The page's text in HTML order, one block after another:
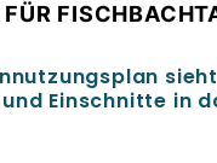
Einschnitte in